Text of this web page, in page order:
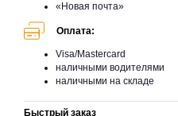
«Новая почта»
Оплата:
Visa/Mastercard
наличными водителями
наличными на складе
Быстрый заказ